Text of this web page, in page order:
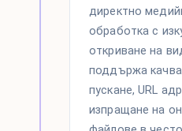
директно
обработка с
откриване на
поддържа
пускане, URL
изпращане на